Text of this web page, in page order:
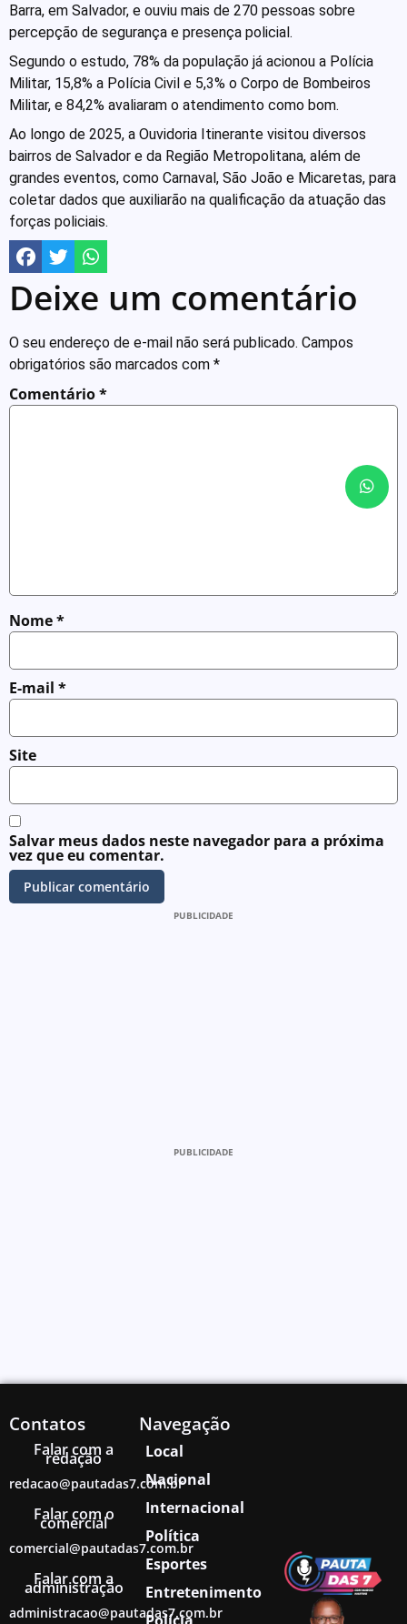
Barra, em Salvador, e ouviu mais de 270 pessoas sobre
percepção de segurança e presença policial.
Segundo o estudo, 78% da população já acionou a Polícia
Militar, 15,8% a Polícia Civil e 5,3% o Corpo de Bombeiros
Militar, e 84,2% avaliaram o atendimento como bom.
Ao longo de 2025, a Ouvidoria Itinerante visitou diversos
bairros de Salvador e da Região Metropolitana, além de
grandes eventos, como Carnaval, São João e Micaretas, para
coletar dados que auxiliarão na qualificação da atuação das
forças policiais.
Deixe um comentário
O seu endereço de e-mail não será publicado. Campos
obrigatórios são marcados com *
Comentário*
Nome*
E-mail *
Site
Salvar meus dados neste navegador para a próxima
vez que eu comentar.
PUBLICIDADE
PUBLICIDADE
Contatos
Falar com a
redação
redacao@pautadas7.com.br
Falar com o
comercial
comercial@pautadas7.com.br
Falar com a
administração
administracao@pautadas7.com.br
Navegação
Local
Nacional
Internacional
Política
Esportes
Entretenimento
Polícia